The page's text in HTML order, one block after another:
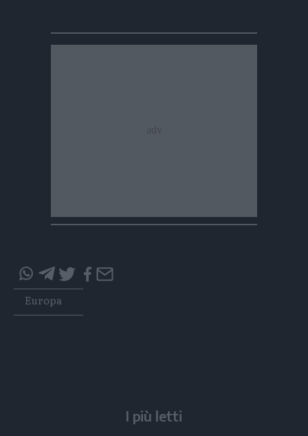
questo
articolo
su
questo
articolo
su
Tags
Europa
I più letti